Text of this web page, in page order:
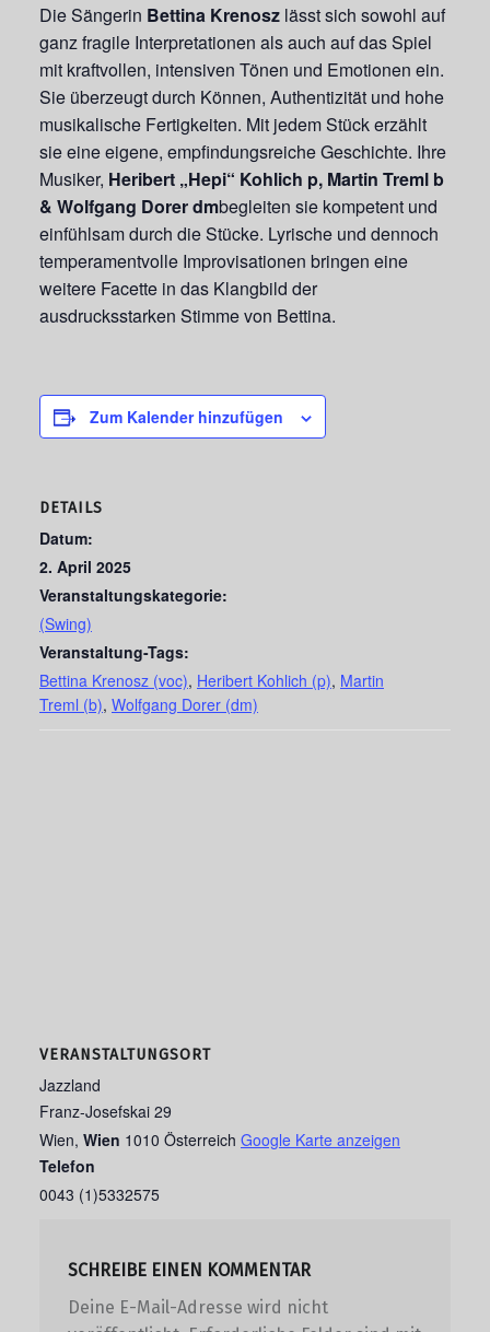
Die Sängerin Bettina Krenosz lässt sich sowohl auf
ganz fragile Interpretationen als auch auf das Spiel
mit kraftvollen, intensiven Tönen und Emotionen ein.
Sie überzeugt durch Können, Authentizität und hohe
musikalische Fertigkeiten. Mit jedem Stück erzählt
sie eine eigene, empfindungsreiche Geschichte. Ihre
Musiker, Heribert „Hepi“ Kohlich p, Martin Treml b
& Wolfgang Dorer dmbegleiten sie kompetent und
einfühlsam durch die Stücke. Lyrische und dennoch
temperamentvolle Improvisationen bringen eine
weitere Facette in das Klangbild der
ausdrucksstarken Stimme von Bettina.
Zum Kalender hinzufügen
DETAILS
Datum:
2. April 2025
Veranstaltungskategorie:
(Swing)
Veranstaltung-Tags:
Bettina Krenosz (voc), Heribert Kohlich (p), Martin
Treml (b), Wolfgang Dorer (dm)
VERANSTALTUNGSORT
Jazzland
Franz-Josefskai 29
Wien, Wien 1010 Österreich Google Karte anzeigen
Telefon
0043 (1)5332575
SCHREIBE EINEN KOMMENTAR
Deine E-Mail-Adresse wird nicht